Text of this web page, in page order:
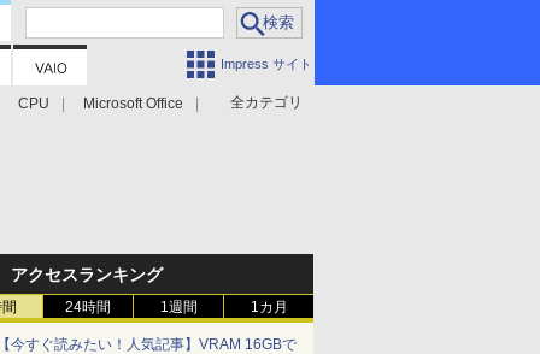
Impress サイト
全カテゴリ
CPU Microsoft Office
アクセスランキング
24時間 1週間 1カ月
今すぐ読みたい！人気記事】VRAM 16GBで